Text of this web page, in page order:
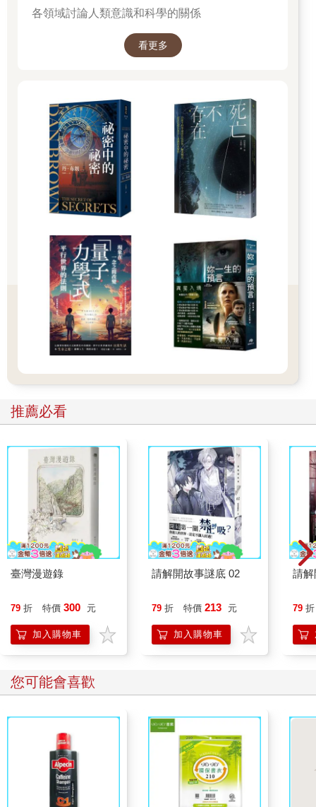
然有一萬六千毫克／百毫升；她的餐後血糖高達五○○毫克／百毫
升，是正常人的五倍。基本上，克莉絲汀娜的血液中可說充滿了
Philadelphia）內分泌科。
一開始，醫生診斷克莉絲汀娜患了糖尿病，開始進行相關治療。
但她的健康不見起色，即使吃了糖尿病藥，體重還是直直落，胃
口仍舊大增。她回想：「我可以吃下屋裡所有東西，就算不是食
物也沒關係。我拿到什麼就吃什麼，譬如蘑菇罐頭等等。情況開
始失控，嚴重到爸媽不得不把櫥櫃都鎖上。我發現食物上鎖，就
坐在地上大哭大鬧。」
不但有礙觀瞻，還會發炎疼痛。她說：「光是碰到就痛得不得
了。我的關節也長了腫塊，無法走路。洗澡會痛，吃飯也會痛，
所以我只能使用特製的餐具。最後就連身體有一點小動作也會
這名內分泌醫師對此一籌莫展，後來想到自己曾在馬里蘭州貝塞
斯達美國國家衛生研究院（National Institutes of Health）聽過艾
莉芙．歐羅（Elif Oral）的一場演講。歐羅是內分泌疾病、糖尿病
病患。一九九七年三月，歐羅醫師替克莉絲汀娜進行檢查。
歐羅醫師回憶：「脂肪流失是很明顯的症狀。克莉絲汀娜到院時
體內脂肪所剩無幾。由於這是我們專攻的研究領域，所以我一看
就知道問題在哪。」歐羅研判克莉絲汀娜罹患脂肪失養症
（lipodystrophy），亦即基因缺陷造成脂肪萎縮、最後全部消失
的疾病。為了確認診斷無誤，歐羅醫師將她擴張至下腹部的肥碩
肝臟進行切片檢查。由於她尿液中的蛋白含量偏高，因此也幫她
做了腎臟切片。所有檢查結果都證明歐羅醫師的診斷正確。
導致克莉絲汀娜體重下降、胃口失控、血脂過高及皮下腫塊等病
徵的謎樣原因，終於水落石出。由於她的身體缺乏脂肪來儲存過
多的養分，這些養分便在血管內無止境地循環。隨著養分不斷累
積，最終累積在肝臟和皮下腫塊內，進而引起嚴重的發炎和疼
痛。
病因釐清了，治療卻不容易。克莉絲汀娜必須定期接受血漿分離
治療，將血液從體內抽出、濾除脂肪與膽固醇後再重新注入血管
中。她每週至多得經歷三次令人痛苦又疲累的漫長折磨。
更慘的是，這種病無法痊癒。醫師向克莉絲汀娜的家人表示，要
做好她可能會因此死亡的心理準備。她說：「醫生說他們無能為
力。我被迫休學。最後我還想著，如果會死，那我寧願死在家
學。爸媽非常難過，尤其是媽媽，她很擔心，也很常哭。」
認識脂肪的漫長之旅
這場大病讓克莉絲汀娜與家人意識到，原來脂肪的構造與影響這
麼複雜、其中牽涉的死亡風險如此之高。這無疑是場震撼教育。
然而，更令人訝異的是，即使我們身處醫學發達的今日，對脂肪
各領域討論人類意識和科學的關係
看更多
推薦必看
臺灣漫遊錄
79 折 特價 300 元
加入購物車
請解開故事謎底 02
79 折 特價 213 元
加入購物車
請解
79 折
您可能會喜歡